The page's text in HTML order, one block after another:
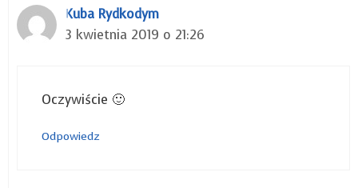
Kuba Rydkodym
3 kwietnia 2019 o 21:26
Oczywiście 🙂
Odpowiedz